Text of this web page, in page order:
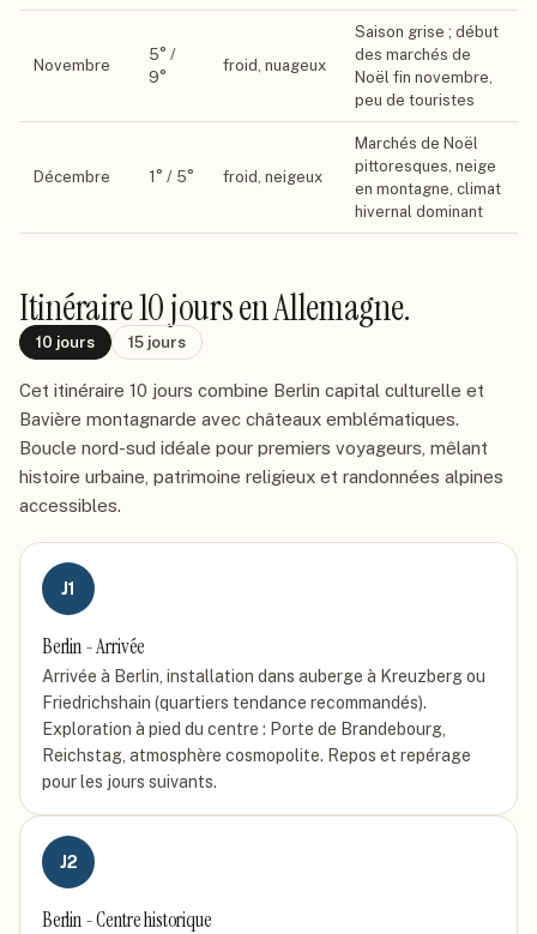
Novembre
5° /
9°
froid, nuageux
Saison grise ; début
des marchés de
Noël fin novembre,
peu de touristes
Décembre 1 ° / 5° froid, neigeux
Marchés de Noël
pittoresques, neige
en montagne, climat
hivernal dominant
Itinéraire10 joursen Allemagne.
10 jours 15 jours
Cet itinéraire 10 jours combine Berlin capital culturelle et
Bavière montagnarde avec châteaux emblématiques.
Boucle nord-sud idéale pour premiers voyageurs, mêlant
histoire urbaine, patrimoine religieux et randonnées alpines
accessibles.
J1
Berlin - Arrivée
Arrivée à Berlin, installation dans auberge à Kreuzberg ou
Friedrichshain (quartiers tendance recommandés).
Exploration à pied du centre : Porte de Brandebourg,
Reichstag, atmosphère cosmopolite. Repos et repérage
pour les jours suivants.
J2
Berlin - Centre historique